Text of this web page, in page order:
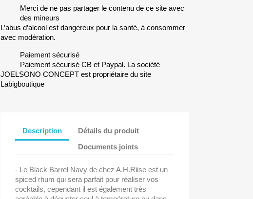
Merci de ne pas partager le contenu de ce site avec
des mineurs
L’abus d’alcool est dangereux pour la santé, à consommer
avec modération.
Paiement sécurisé
Paiement sécurisé CB et Paypal. La société
JOELSONO CONCEPT est propriétaire du site
Labigboutique
Description
Détails du produit
Documents joints
- Le Black Barrel Navy de chez A.H.Riise est un
spiced rhum qui sera parfait pour réaliser vos
cocktails, cependant il est également très